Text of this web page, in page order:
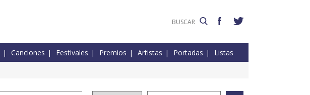
Canciones Festivales Premios Artistas Portadas Listas